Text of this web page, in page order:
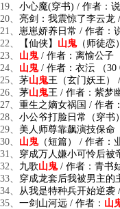
19、 小心魔(穿书) / 作者：
20、 亮剑：我震惊了李云龙
21、 崽崽娇养日常 / 作者：
22、
【仙侠】 山鬼（师徒恋
23、 山鬼/ 作者：离愉公子
24、 山鬼/ 作者：衣沄 （30
25、 茅山鬼王（玄门妖王）
26、 茅山鬼王 / 作者：紫梦
27、 重生之嫡女祸国 / 作者
28、 小公爷打脸日常（穿书
29、 美人师尊靠飙演技保命
30、 山鬼（短篇） / 作者：
31、 穿成万人嫌小可怜后被
32、 九歌山鬼/ 作者：青书
33、 穿成龙套后我被男主的
34、 从我是特种兵开始逆袭
35、 一剑山河远 / 作者： 山